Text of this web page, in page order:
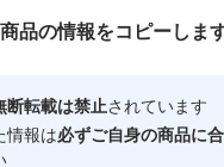
心・安全なユーザ
品の情報をコピーしま
断転載は禁止されています
情報は必ずご自身の商品に
人にオススメ